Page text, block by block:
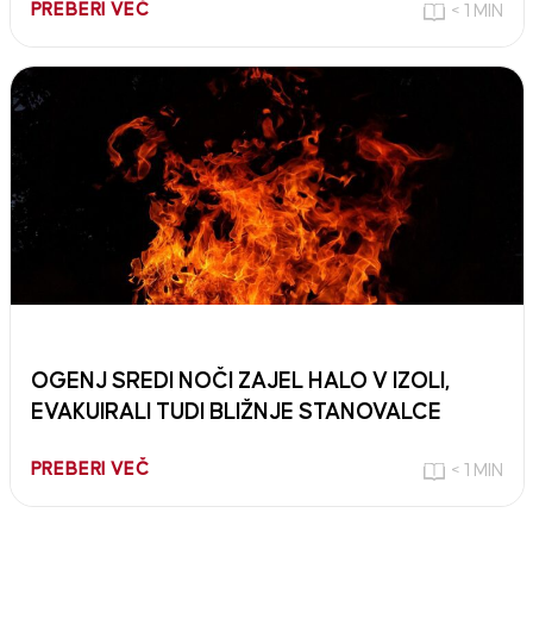
PREBERI VEČ < 1 MIN
OGENJ SREDI NOČI ZAJEL HALO V IZOLI,
EVAKUIRALI TUDI BLIŽNJE STANOVALCE
PREBERI VEČ < 1 MIN